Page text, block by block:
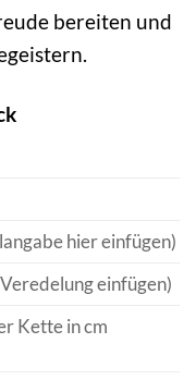
bereiten und
hier einfügen)
einfügen)
Kette in cm